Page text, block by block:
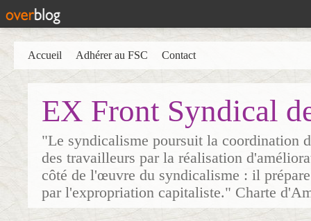
EX Front Syndical
"Le syndicalisme poursuit la coordination
des travailleurs par la réalisation
côté de l'œuvre du syndicalisme : il
par l'expropriation capitaliste." Charte
Accueil Adhérer au FSC Contact